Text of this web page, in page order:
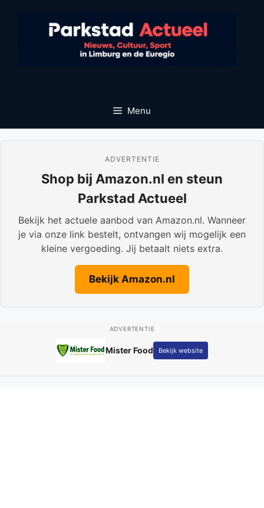
Menu
ADVERTENTIE
Shop bij Amazon.nl en steun
Parkstad Actueel
Bekijk het actuele aanbod van Amazon.nl. Wanneer
je via onze link bestelt, ontvangen wij mogelijk een
kleine vergoeding. Jij betaalt niets extra.
Bekijk Amazon.nl
ADVERTENTIE
Fotografie Kay Schepers Bekijk website